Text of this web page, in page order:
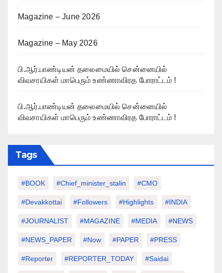
Magazine – June 2026
Magazine – May 2026
பி.ஆர்.பாண்டியன் தலைமையில் சென்னையில்
விவசாயிகள் மாபெரும் உண்ணாவிரத போராட்டம் !
பி.ஆர்.பாண்டியன் தலைமையில் சென்னையில்
விவசாயிகள் மாபெரும் உண்ணாவிரத போராட்டம் !
Tags
#BOOK #chief_minister_stalin #CMO
#devakkottai #followers #highlights #INDIA
#JOURNALIST #MAGAZINE #MEDIA #NEWS
#NEWS_PAPER #Now #PAPER #PRESS
#Reporter #REPORTER_TODAY #saidai